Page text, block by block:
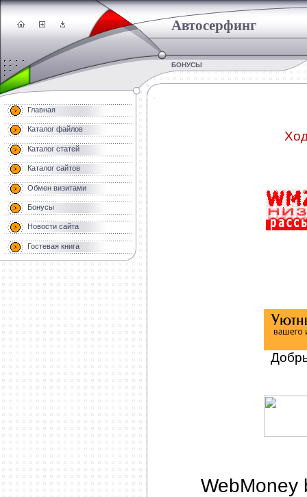
Автосерфинг
БОНУСЫ
Главная
Каталог файлов
Каталог статей
Каталог сайтов
Обмен визитами
Бонусы
Новости сайта
Гостевая книга
WebMoney